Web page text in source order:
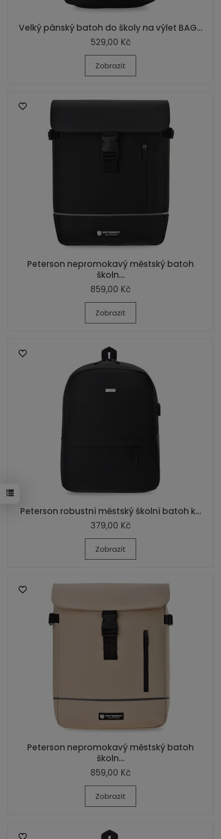
Velký pánský batoh do školy na výlet BAG...
529,00 Kč
Zobrazit
Peterson nepromokavý městský batoh
školn...
859,00 Kč
Zobrazit
Peterson robustní městský školní batoh k...
379,00 Kč
Zobrazit
Peterson nepromokavý městský batoh
školn...
859,00 Kč
Zobrazit